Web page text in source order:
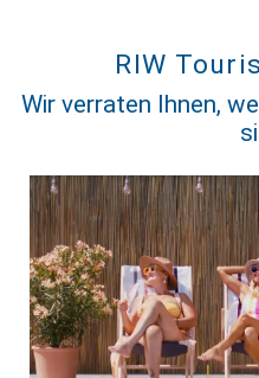
RIW
Wir verraten Ihnen,